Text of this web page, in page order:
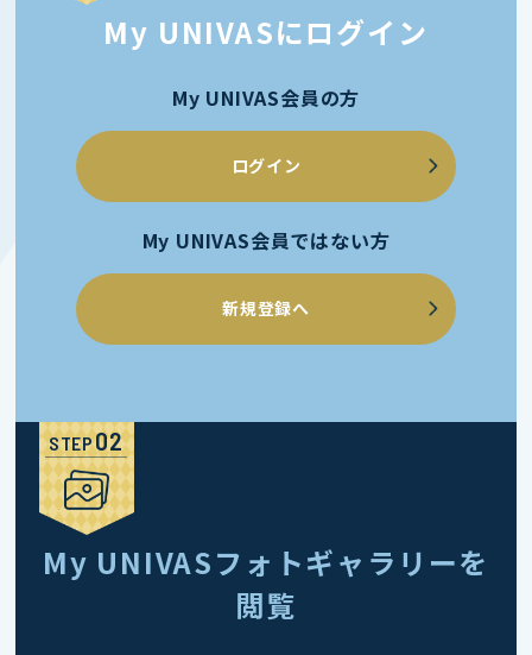
My UNIVASにログイン
My UNIVAS会員の方
ログイン
My UNIVAS会員ではない方
新規登録へ
STEP
My UNIVASフォトギャラリーを
閲覧